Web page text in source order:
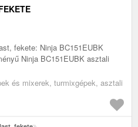
fekete: Ninja BC151EUBK
Ninja BC151EUBK asztali
és mixerek, turmixgépek, asztali